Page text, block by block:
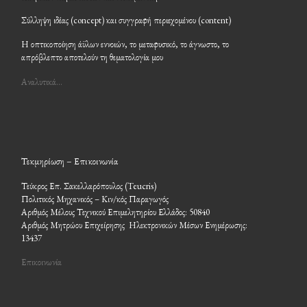
Σύλληψη ιδέας (concept) και συγγραφή περιεχομένου (content)
Η οπτικοποίηση άϋλων εννοιών, το μεταφυσικό, το άγνωστο, το
απρόβλεπτο αποτελούν τη θεματολογία μου
Αναλυτικά…
Τεκμηρίωση – Επικοινωνία
Τεύκρος Επ. Σακελλαρόπουλος (Teucris)
Πολιτικός Μηχανικός – Κιν/κός Παραγωγός
Αριθμός Μέλους Τεχνικού Επιμελητηρίου Ελλάδος: 50840
Αριθμός Μητρώου Επιχείρησης Ηλεκτρονικών Μέσων Ενημέρωσης:
13437
Επικοινωνία